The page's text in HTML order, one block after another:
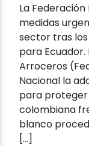
La
medidas
sector tras los
para Ecuador.
Arroceros
Nacional la
para
colombiana
blanco
[…]